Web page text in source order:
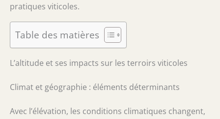
pratiques viticoles.
Table des matières
L’altitude et ses impacts sur les terroirs viticoles
Climat et géographie : éléments déterminants
Avec l’élévation, les conditions climatiques changent,